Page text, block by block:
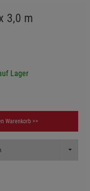
3,0 m
Lager
Warenkorb >>
Toggle